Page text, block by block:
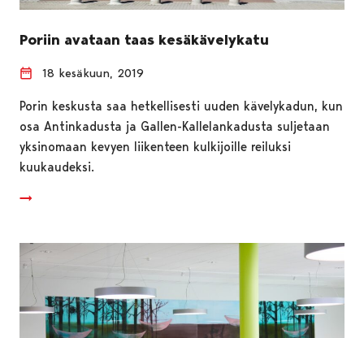
Poriin avataan taas kesäkävelykatu
18 kesäkuun, 2019
Porin keskusta saa hetkellisesti uuden kävelykadun, kun
osa Antinkadusta ja Gallen-Kallelankadusta suljetaan
yksinomaan kevyen liikenteen kulkijoille reiluksi
kuukaudeksi.